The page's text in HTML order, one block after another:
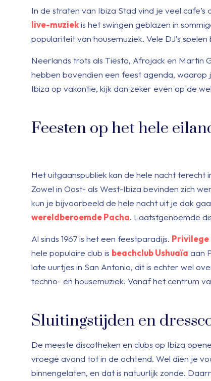
In de straten van Ibiza Stad vind je veel
live-muziekis het swingen geblazen in
populariteit van housemuziek. Vele DJ’s
Neerlands trots als Tiësto, Afrojack en Martin
hebben bovendien een feest agenda, waarop
Ibiza op vakantie, kijk dan zeker even op de
Feesten op het hele
Het uitgaanspubliek kan de hele nacht terecht
Zowel in Oost- als West-Ibiza bevinden zich
kun je bijvoorbeeld de hele nacht uit je dak
wereldberoemde Pacha. Laatstgenoemde
Al sinds 1967 is het een feestparadijs. Privilege
hele populaire club is beachclub Ushuaïa aan
late uurtjes in San Antonio, dit is echter wel
techno- en housemuziek. Vanaf het centrum
Sluitingstijden en
De meeste discotheken en clubs op Ibiza
vroege avond tot in de ochtend. Wel dien je
binnengelaten, en dat is natuurlijk zonde.